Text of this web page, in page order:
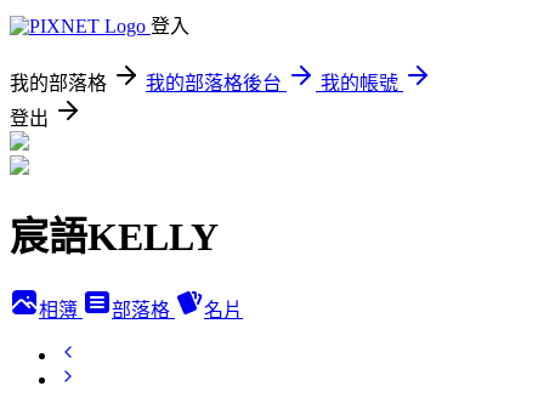
登入
我的部落格 我的部落格後台
我的帳號
登出
宸語KELLY
相簿 部落格 名片